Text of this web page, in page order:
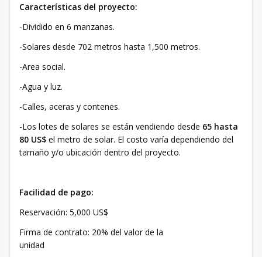
Características del proyecto:
-Dividido en 6 manzanas.
-Solares desde 702 metros hasta 1,500 metros.
-Area social.
-Agua y luz.
-Calles, aceras y contenes.
-Los lotes de solares se están vendiendo desde 65 hasta
80 US$ el metro de solar. El costo varía dependiendo del
tamaño y/o ubicación dentro del proyecto.
Facilidad de pago:
Reservación: 5,000 US$
Firma de contrato: 20% del valor de la
unidad